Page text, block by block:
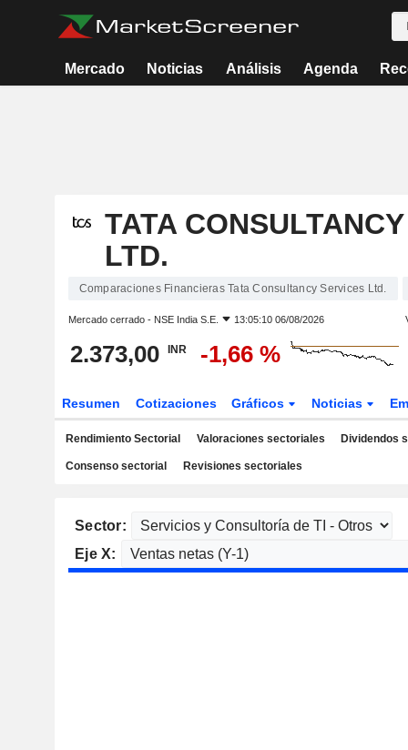
Mercado Noticias Análisis Agenda
TATA
LTD.
Comparaciones Financieras Tata Consultancy Services Ltd.
Mercado cerrado - NSE India S.E. 13:05:10 06/08/2026
2.373,00 INR -1,66 %
Resumen Cotizaciones Gráficos Noticias
Rendimiento Sectorial Valoraciones sectoriales Dividendos
Consenso sectorial Revisiones sectoriales
Sector:
Eje X: